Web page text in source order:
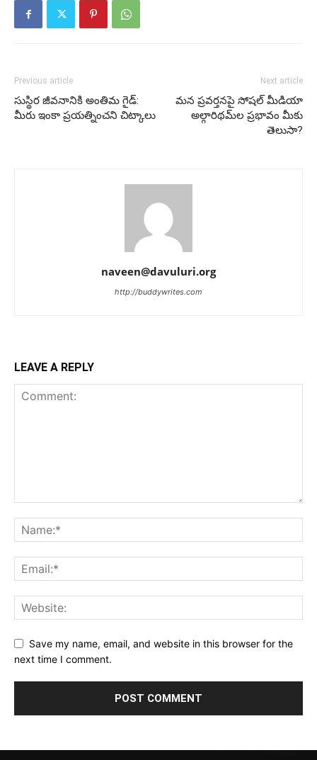
Previous article
సుస్థిర జీవనానికి అంతిమ గైడ్:
మీరు ఇంకా ప్రయత్నించని చిట్కాలు
Next article
మన ప్రవర్తనపై సోషల్ మీడియా
అల్గారిథమ్‌ల ప్రభావం మీకు
తెలుసా?
naveen@davuluri.org
http://buddywrites.com
LEAVE A REPLY
Save my name, email, and website in this browser for the
next time I comment.